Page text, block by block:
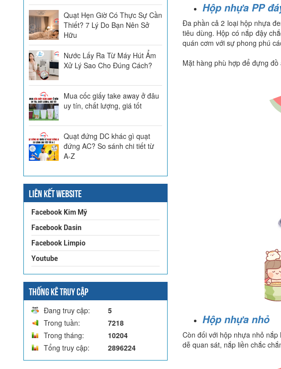
Quạt Hẹn Giờ Có Thực Sự Cần
Thiết? 7 Lý Do Bạn Nên Sở
Hữu
Nước Lấy Ra Từ Máy Hút Ẩm
Xử Lý Sao Cho Đúng Cách?
Mua cốc giấy take away ở đâu
uy tín, chất lượng, giá tốt
Quạt đứng DC khác gì quạt
đứng AC? So sánh chi tiết từ
A-Z
LIÊN KẾT WEBSITE
Facebook Kim Mỹ
Facebook Dasin
Facebook Limpio
Youtube
THỐNG KÊ TRUY CẬP
Đang truy cập:
5
Trong tuần:
7218
Trong tháng:
10204
Tổng truy cập:
2896224
Hộp nhựa PP
Đa phần cả 2 loại hộp nhựa
tiêu dùng. Hộp có nắp đậy
quán cơm với sự phong phú
Mặt hàng phù hợp để đựng
Hộp nhựa nhỏ
Còn đối với hộp nhựa nhỏ
dễ quan sát, nắp liền chắc